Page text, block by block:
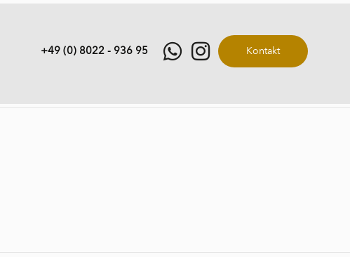
+49 (0) 8022 - 936 95 Kontakt